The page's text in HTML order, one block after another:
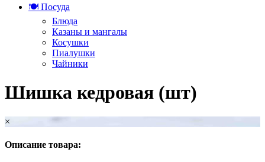
🍽️ Посуда
Блюда
Казаны и мангалы
Косушки
Пиалушки
Чайники
Шишка кедровая (шт)
×
Описание товара: